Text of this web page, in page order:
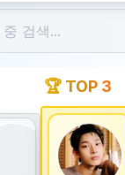
🏆 TOP 3